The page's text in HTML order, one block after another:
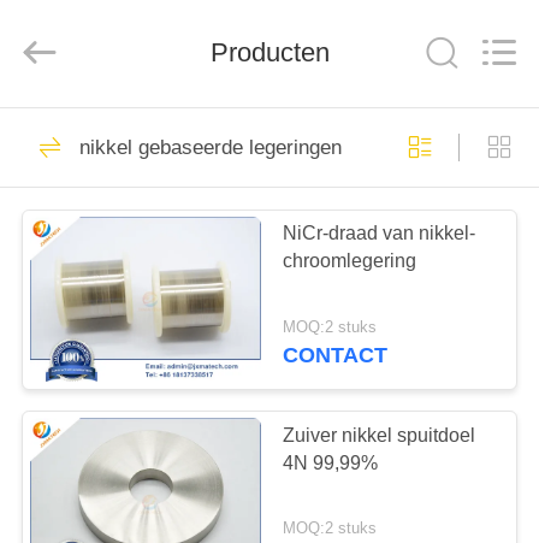
HUIS
PRODUCTEN
ONGEVEER
ONS
FABRIEKSREIS
CONTACTEER
Rights
Reserved.
Zirkonium bar
De Legering van het
wolframkoper
76
Producten
nikkel gebaseerde legeringen
NiCr-draad van nikkel-
chroomlegering
MOQ:2 stuks
CONTACT
Zuiver nikkel spuitdoel
4N 99,99%
MOQ:2 stuks